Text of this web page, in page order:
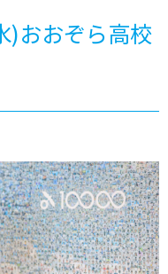
)おおぞら高校